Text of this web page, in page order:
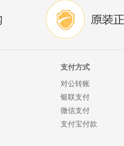
支付方式
对公转账
银联支付
微信支付
支付宝付款